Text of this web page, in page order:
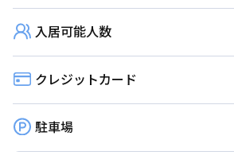
入居可能人数
クレジットカード
駐車場